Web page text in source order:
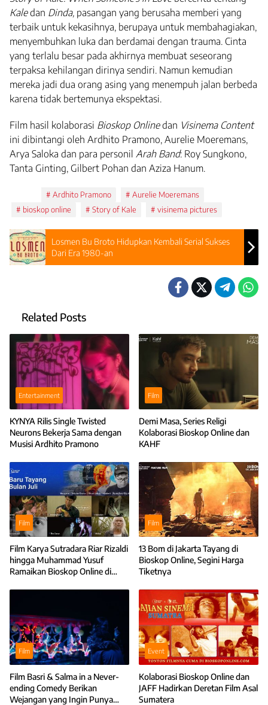
Kaledan Dinda, pasangan yang berusaha memberi yang
terbaik untuk kekasihnya, berupaya untuk membahagiakan,
menyembuhkan luka dan berdamai dengan trauma. Cinta
yang terlalu besar pada akhirnya membuat seseorang
terpaksa kehilangan dirinya sendiri. Namun kemudian
mereka jadi dua orang asing yang menempuh jalan berbeda
karena tidak bertemunya ekspektasi.
Film hasil kolaborasi Bioskop Onlinedan Visinema Content
ini dibintangi oleh Ardhito Pramono, Aurelie Moeremans,
Arya Saloka dan para personil Arah Band: Roy Sungkono,
Tanta Ginting, Gilbert Pohan dan Aziza Hanum.
Ardhito Pramono
Aurelie Moeremans
bioskop online
Story of Kale visinema pictures
Losmen Bu Broto Hidupkan Kembali Serial Sukses
Dari Era 1980-an
Related Posts
Entertainment
KYNYA Rilis Single Twisted
Neurons Bekerja Sama dengan
Musisi Ardhito Pramono
Film
Demi Masa, Series Religi
Kolaborasi Bioskop Online dan
KAHF
Film
Film Karya Sutradara Riar Rizaldi
hingga Muhammad Yusuf
Ramaikan Bioskop Online di
Film
13 Bom di Jakarta Tayang di
Bioskop Online, Segini Harga
Tiketnya
Film
Film Basri & Salma in a Never-
ending Comedy Berikan
Wejangan yang Ingin Punya
Event
Kolaborasi Bioskop Online dan
JAFF Hadirkan Deretan Film Asal
Sumatera